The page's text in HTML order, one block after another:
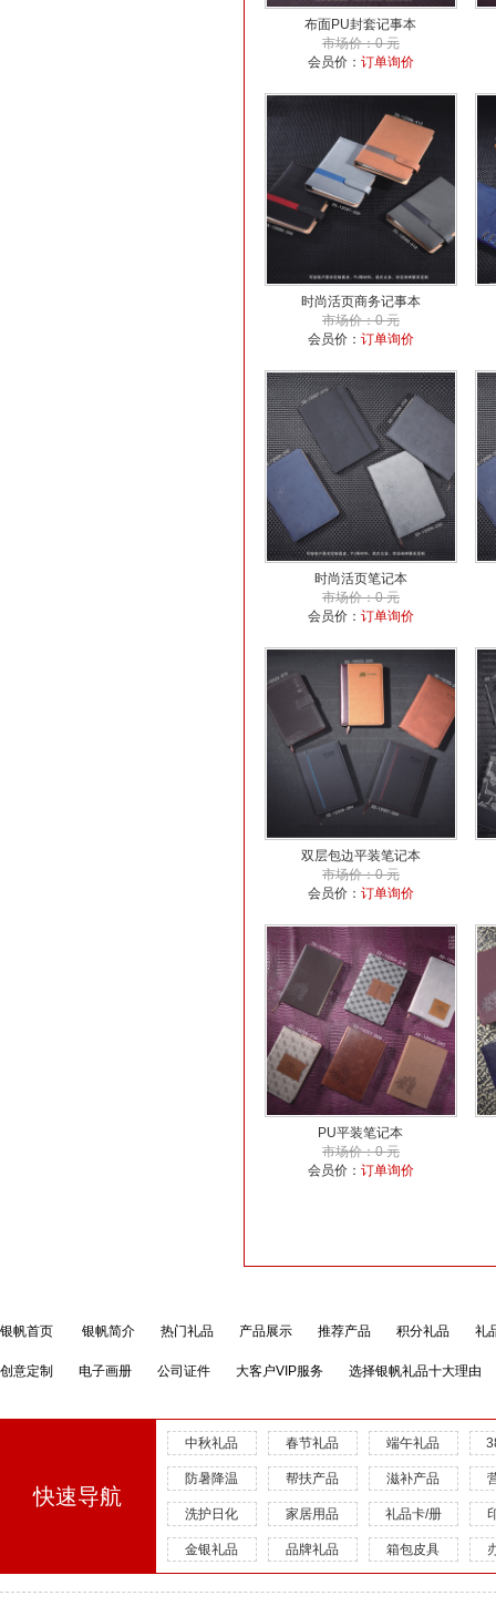
布面PU封套记事本
市场价：0 元
会员价： 订单询价
时尚活页商务记事本
市场价：0 元
会员价： 订单询价
时尚活页笔记本
市场价：0 元
会员价： 订单询价
双层包边平装笔记本
市场价：0 元
会员价： 订单询价
PU平装笔记本
市场价：0 元
会员价： 订单询价
银帆首页 银帆简介 热门礼品 产品展示 推荐产品 积分礼品 礼
创意定制 电子画册 公司证件 大客户VIP服务 选择银帆礼品十大理由
快速导航
中秋礼品 春节礼品 端午礼品
防暑降温 帮扶产品 滋补产品
洗护日化 家居用品 礼品卡/册
金银礼品 品牌礼品 箱包皮具